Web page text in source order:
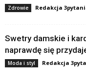
Zdrowie Redakcja
Swetry damskie i
naprawdę się
Moda i styl Redakcja